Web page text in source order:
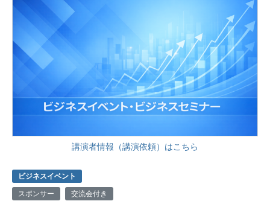
講演者情報（講演依頼）はこちら
ビジネスイベント
スポンサー 交流会付き